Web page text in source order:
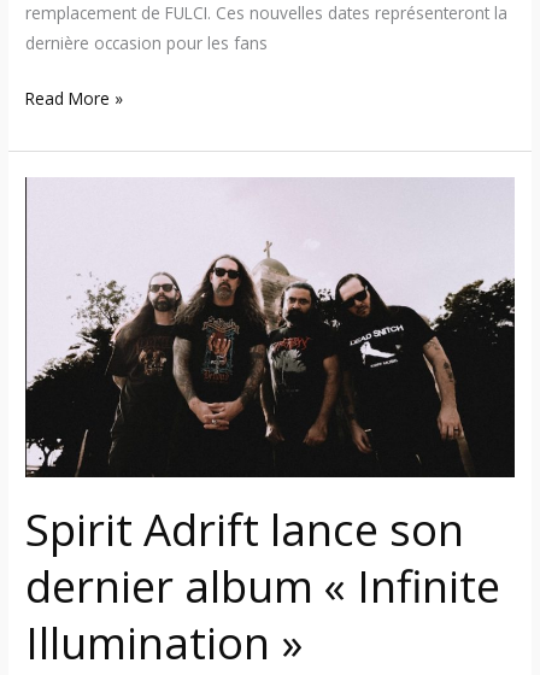
remplacement de FULCI. Ces nouvelles dates représenteront la
dernière occasion pour les fans
Read More »
Spirit Adrift lance son
dernier album « Infinite
Illumination »
dernier
album
« Infinite
Illumination »